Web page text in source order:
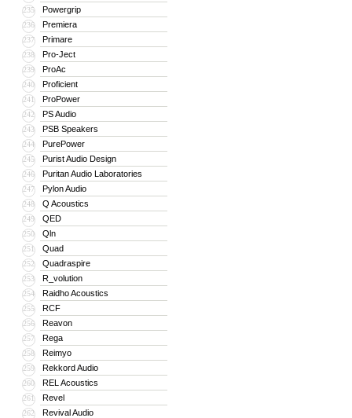
235 Powergrip
236 Premiera
237 Primare
238 Pro-Ject
239 ProAc
240 Proficient
241 ProPower
242 PS Audio
243 PSB Speakers
244 PurePower
245 Purist Audio Design
246 Puritan Audio Laboratories
247 Pylon Audio
248 Q Acoustics
249 QED
250 Qln
251 Quad
252 Quadraspire
253 R_volution
254 Raidho Acoustics
255 RCF
256 Reavon
257 Rega
258 Reimyo
259 Rekkord Audio
260 REL Acoustics
261 Revel
262 Revival Audio